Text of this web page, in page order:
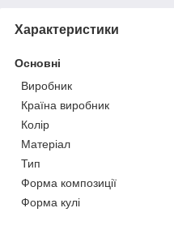
Характеристики
Основні
Виробник
Країна виробник
Колір
Матеріал
Тип
Форма композиції
Форма кулі